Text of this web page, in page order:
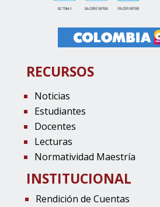
RECURSOS
Noticias
Estudiantes
Docentes
Lecturas
Normatividad Maestría
INSTITUCIONAL
Rendición de Cuentas